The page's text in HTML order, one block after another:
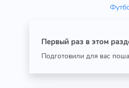
Первый раз в этом
Подготовили для вас